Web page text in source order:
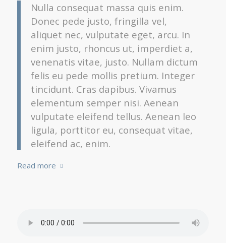
Nulla consequat massa quis enim.
Donec pede justo, fringilla vel,
aliquet nec, vulputate eget, arcu. In
enim justo, rhoncus ut, imperdiet a,
venenatis vitae, justo. Nullam dictum
felis eu pede mollis pretium. Integer
tincidunt. Cras dapibus. Vivamus
elementum semper nisi. Aenean
vulputate eleifend tellus. Aenean leo
ligula, porttitor eu, consequat vitae,
eleifend ac, enim.
Read more